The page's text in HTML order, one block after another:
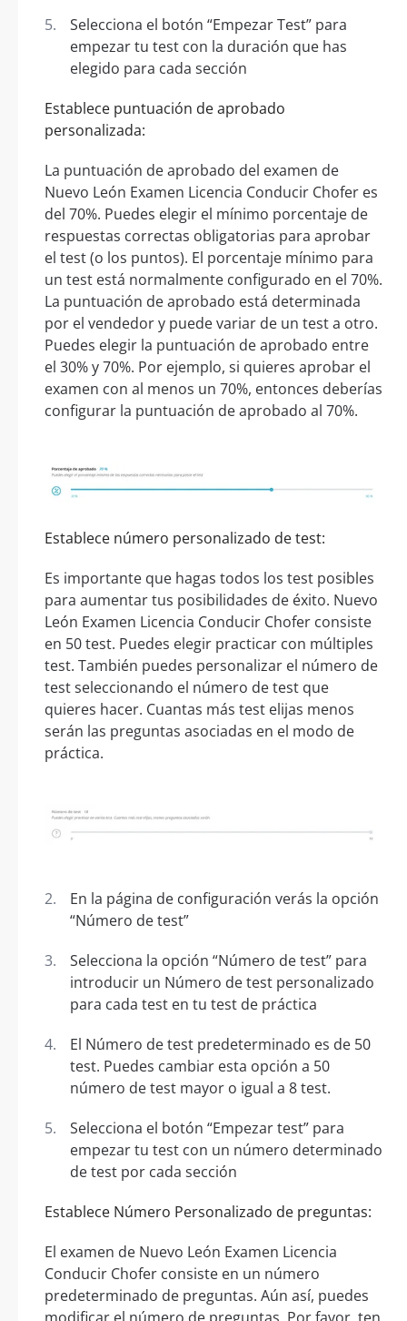
Selecciona el botón “Empezar Test” para
empezar tu test con la duración que has
elegido para cada sección
Establece puntuación de aprobado
personalizada:
La puntuación de aprobado del examen de
Nuevo León Examen Licencia Conducir Chofer es
del 70%. Puedes elegir el mínimo porcentaje de
respuestas correctas obligatorias para aprobar
el test (o los puntos). El porcentaje mínimo para
un test está normalmente configurado en el 70%.
La puntuación de aprobado está determinada
por el vendedor y puede variar de un test a otro.
Puedes elegir la puntuación de aprobado entre
el 30% y 70%. Por ejemplo, si quieres aprobar el
examen con al menos un 70%, entonces deberías
configurar la puntuación de aprobado al 70%.
Establece número personalizado de test:
Es importante que hagas todos los test posibles
para aumentar tus posibilidades de éxito. Nuevo
León Examen Licencia Conducir Chofer consiste
en 50 test. Puedes elegir practicar con múltiples
test. También puedes personalizar el número de
test seleccionando el número de test que
quieres hacer. Cuantas más test elijas menos
serán las preguntas asociadas en el modo de
práctica.
En la página de configuración verás la opción
“Número de test”
Selecciona la opción “Número de test” para
introducir un Número de test personalizado
para cada test en tu test de práctica
El Número de test predeterminado es de 50
test. Puedes cambiar esta opción a 50
número de test mayor o igual a 8 test.
Selecciona el botón “Empezar test” para
empezar tu test con un número determinado
de test por cada sección
Establece Número Personalizado de preguntas:
El examen de Nuevo León Examen Licencia
Conducir Chofer consiste en un número
predeterminado de preguntas. Aún así, puedes